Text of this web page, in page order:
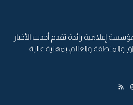
إعلامية رائدة تقدم أحدث الأخبار
والمنطقة والعالم، بمهنية عالية